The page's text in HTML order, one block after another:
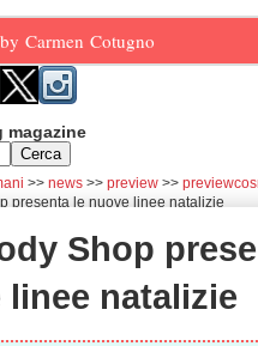
Carmen Cotugno
magazine
news preview
presenta le nuove linee natalizie
Shop
linee natalizie